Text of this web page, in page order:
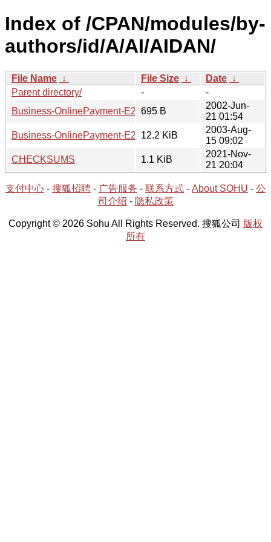
Index of /CPAN/modules/by-
authors/id/A/AI/AIDAN/
File Name ↓ File Size ↓ Date ↓
Parent directory/
-
-
Business-OnlinePayment-E2Payments-0.01.readme
695 B
2002-Jun-
21 01:54
Business-OnlinePayment-E2Payments-0.01.tar.gz
12.2 KiB
2003-Aug-
15 09:02
CHECKSUMS
1.1 KiB
2021-Nov-
21 20:04
支付中心 - 搜狐招聘 - 广告服务 - 联系方式 - About SOHU - 公
司介绍 - 隐私政策
Copyright © 2026 Sohu All Rights Reserved. 搜狐公司 版权
所有